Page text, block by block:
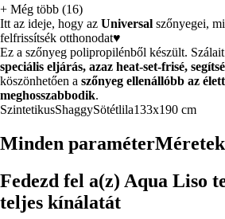
+ Még több (16)
Itt az ideje, hogy az Universal szőnyegei,
felfrissítsék otthonodat♥
Ez a szőnyeg polipropilénből készült.
speciális eljárás, azaz heat-set-frisé,
köszönhetően a szőnyeg ellenállóbb az
meghosszabbodik.
SzintetikusShaggySötétlila133x190 cm
Minden paraméter
Fedezd fel a(z) Aqua Liso
teljes kínálatát